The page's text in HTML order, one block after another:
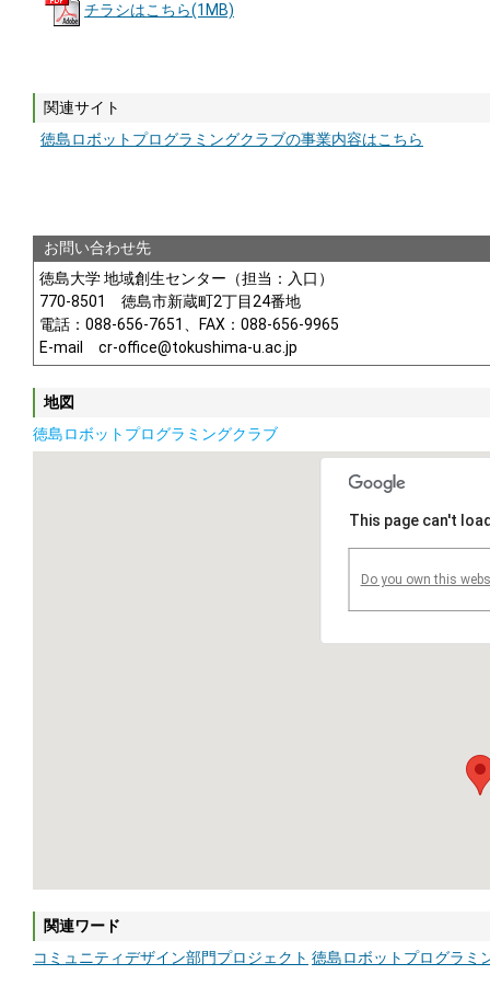
チラシはこちら(1MB)
関連サイト
徳島ロボットプログラミングクラブの事業内容はこちら
お問い合わせ先
徳島大学 地域創生センター（担当：入口）
770-8501 徳島市新蔵町2丁目24番地
電話：088-656-7651、FAX：088-656-9965
E-mail cr-office@tokushima-u.ac.jp
地図
徳島ロボットプログラミングクラブ
This page can't
Do you own this
関連ワード
コミュニティデザイン部門プロジェクト 徳島ロボットプログラミ